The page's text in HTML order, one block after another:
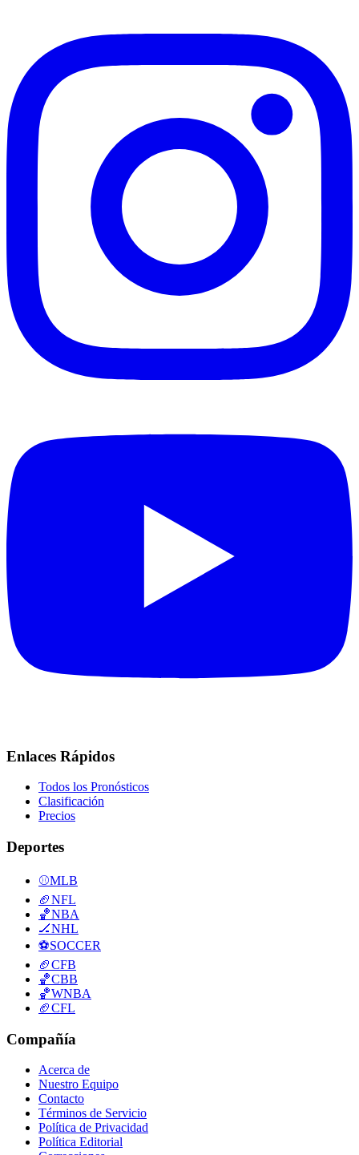
Enlaces Rápidos
Todos los Pronósticos
Clasificación
Precios
Deportes
⚾MLB
🏈NFL
🏀NBA
🏒NHL
⚽SOCCER
🏈CFB
🏀CBB
🏀WNBA
🏈CFL
Compañía
Acerca de
Nuestro Equipo
Contacto
Términos de Servicio
Política de Privacidad
Política Editorial